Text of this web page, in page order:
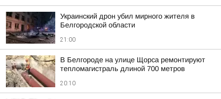
Украинский дрон убил мирного жителя в
Белгородской области
21:00
В Белгороде на улице Щорса ремонтируют
тепломагистраль длиной 700 метров
20:10